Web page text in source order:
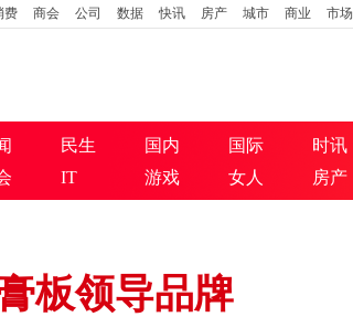
费 商会 公司 数据 快讯 房产 城市 商业 市场
民生 国内 国际 时讯
IT 游戏 女人 房产
板领导品牌